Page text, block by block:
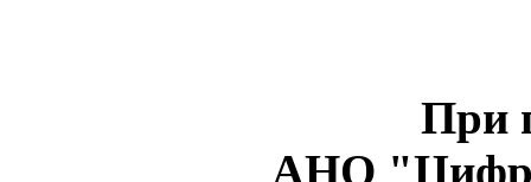
При
АНО